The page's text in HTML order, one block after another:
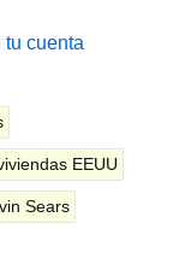
tu cuenta
EEUU
Sears